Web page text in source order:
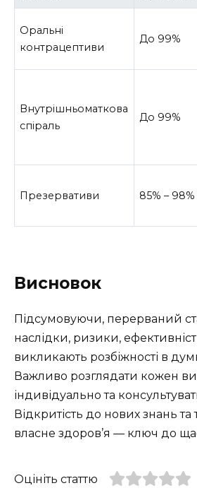
Оральні
контрацептиви
До 99%
Внутрішньоматкова
спіраль
До 99%
Презервативи 85% – 98%
Висновок
Підсумовуючи, перерваний
наслідки, ризики,
викликають розбіжності в
Важливо розглядати кожен
індивідуально та
Відкритість до нових знань та
власне здоров’я — ключ до
Оцініть статтю